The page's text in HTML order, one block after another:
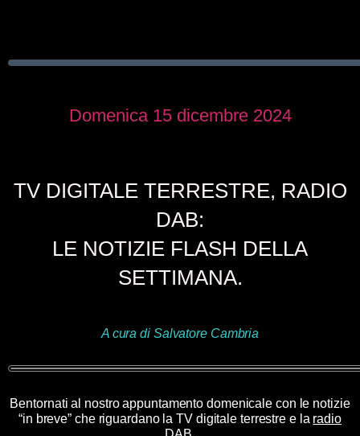
Domenica 15 dicembre 2024
TV DIGITALE TERRESTRE, RADIO
DAB:
LE NOTIZIE FLASH DELLA
SETTIMANA.
A cura di Salvatore Cambria
Bentornati al nostro appuntamento domenicale con le notizie
“in breve” che riguardano la TV digitale terrestre e la radio